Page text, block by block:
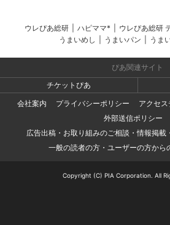
ウレぴあ総研 ハピママ* ウレぴあ総研
うまいめし
うまいパン うま
ぴあ関連サイト
チケットぴあ
会社案内
プライバシーポリシー
アクセ
外部送信ポリシー
広告出稿・お取り組みのご相談・情報掲載
一般の読者の方・ユーザーの方から
Copyright (C) PIA Corporation. All